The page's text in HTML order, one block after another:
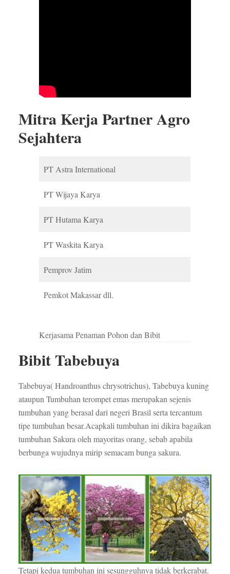
Mitra Kerja Partner Agro
Sejahtera
PT Astra International
PT Wijaya Karya
PT Hutama Karya
PT Waskita Karya
Pemprov Jatim
Pemkot Makassar dll.
Kerjasama Penaman Pohon dan Bibit
Bibit Tabebuya
Tabebuya( Handroanthus chrysotrichus), Tabebuya kuning
ataupun Tumbuhan terompet emas merupakan sejenis
tumbuhan yang berasal dari negeri Brasil serta tercantum
tipe tumbuhan besar.Acapkali tumbuhan ini dikira bagaikan
tumbuhan Sakura oleh mayoritas orang, sebab apabila
berbunga wujudnya mirip semacam bunga sakura.
Tetapi kedua tumbuhan ini sesungguhnya tidak berkerabat.